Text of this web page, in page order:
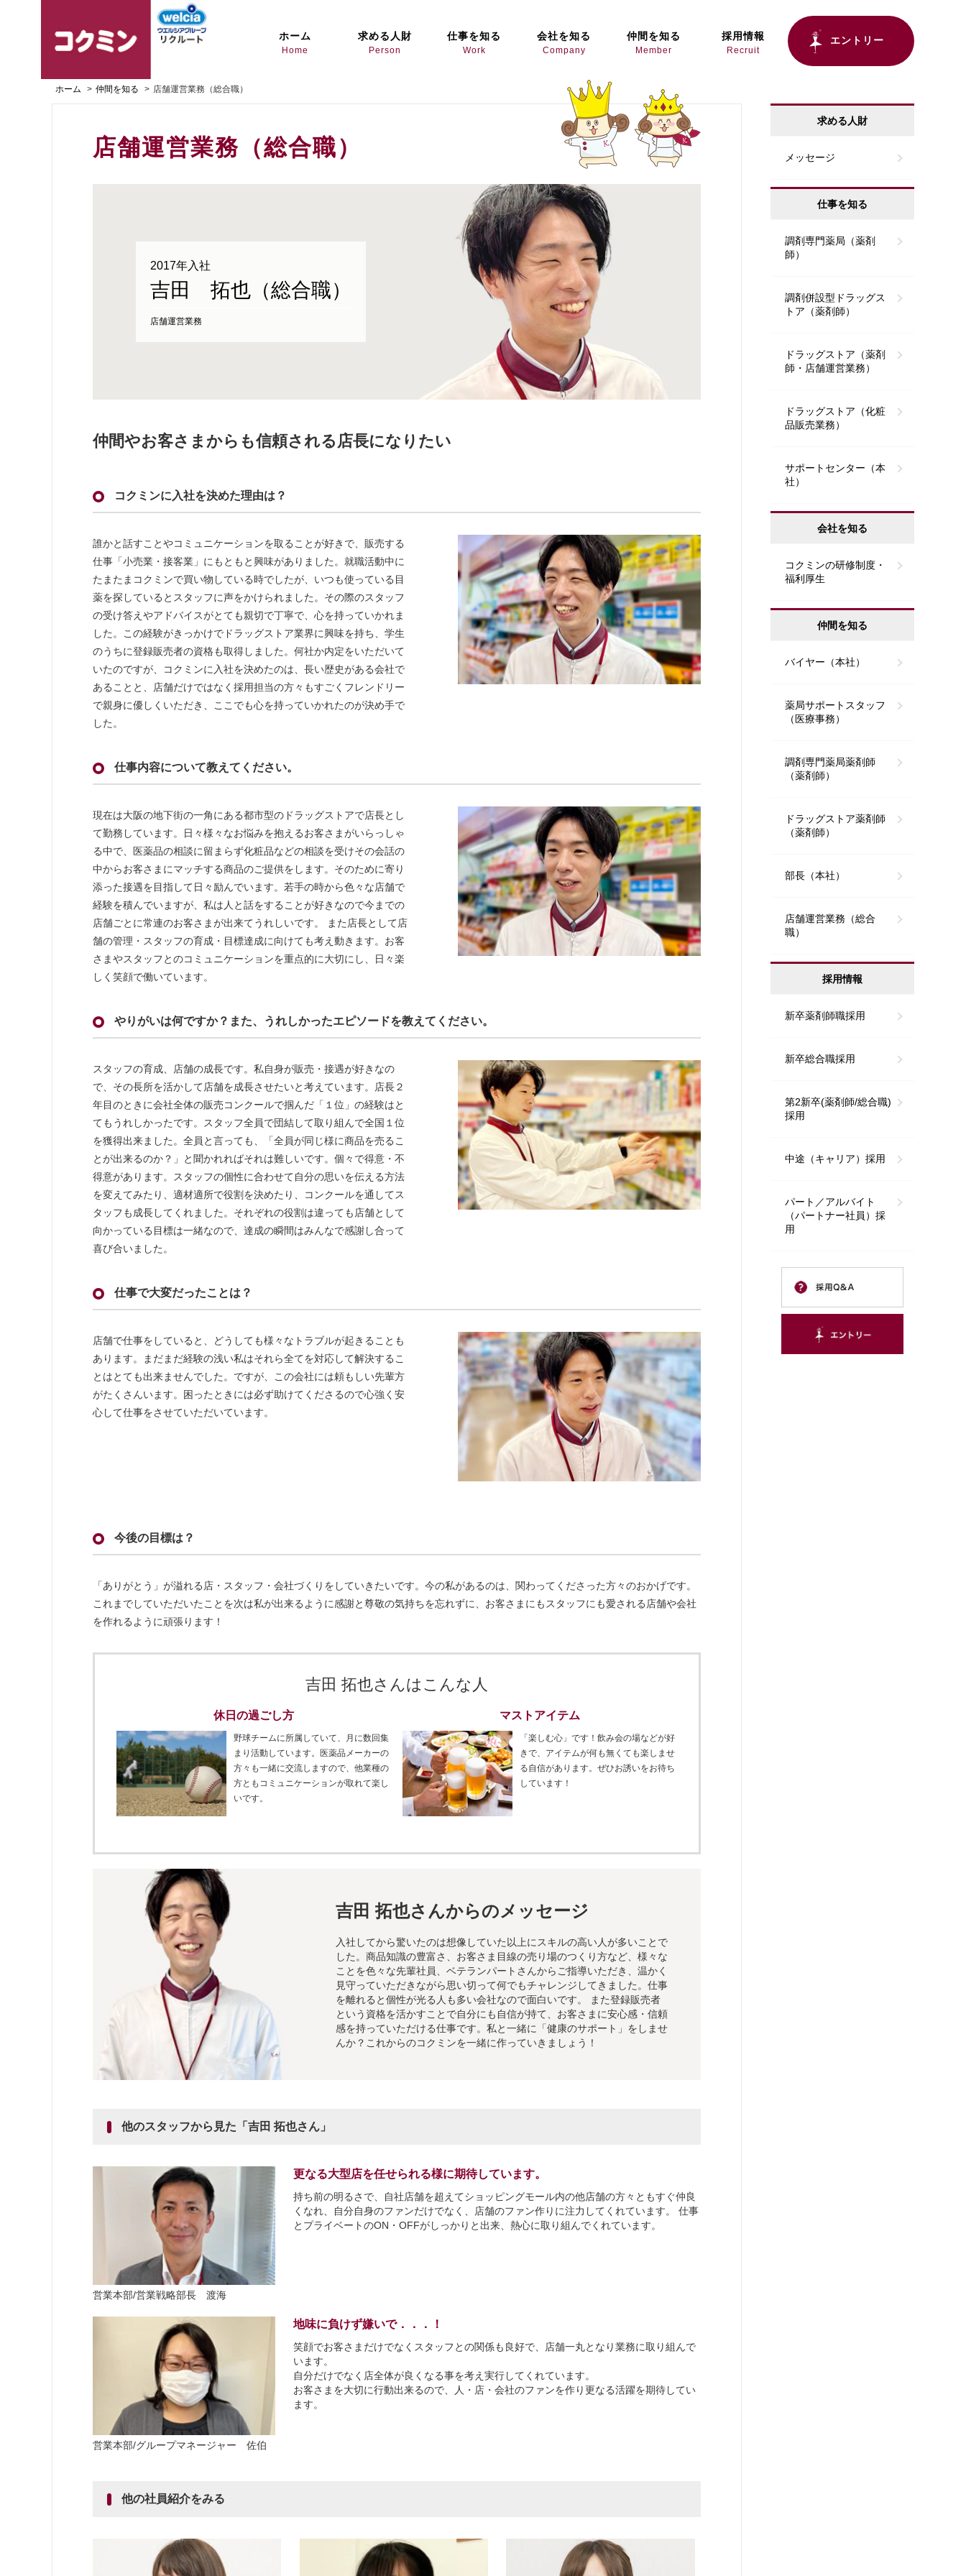
ホーム
Home
求める人財
Person
仕事を知る
Work
会社を知る
Company
仲間を知る
Member
採用情報
Recruit
エントリー
ホーム 仲間を知る 店舗運営業務（総合職）
店舗運営業務（総合職）
2017年入社
吉田 拓也（総合職）
店舗運営業務
仲間やお客さまからも信頼される店長になりたい
コクミンに入社を決めた理由は？
誰かと話すことやコミュニケーションを取ることが好きで、販売する
仕事「小売業・接客業」にもともと興味がありました。就職活動中に
たまたまコクミンで買い物している時でしたが、いつも使っている目
薬を探しているとスタッフに声をかけられました。その際のスタッフ
の受け答えやアドバイスがとても親切で丁寧で、心を持っていかれま
した。この経験がきっかけでドラッグストア業界に興味を持ち、学生
のうちに登録販売者の資格も取得しました。何社か内定をいただいて
いたのですが、コクミンに入社を決めたのは、長い歴史がある会社で
あることと、店舗だけではなく採用担当の方々もすごくフレンドリー
で親身に優しくいただき、ここでも心を持っていかれたのが決め手で
した。
仕事内容について教えてください。
現在は大阪の地下街の一角にある都市型のドラッグストアで店長とし
て勤務しています。日々様々なお悩みを抱えるお客さまがいらっしゃ
る中で、医薬品の相談に留まらず化粧品などの相談を受けその会話の
中からお客さまにマッチする商品のご提供をします。そのために寄り
添った接遇を目指して日々励んでいます。若手の時から色々な店舗で
経験を積んでいますが、私は人と話をすることが好きなので今までの
店舗ごとに常連のお客さまが出来てうれしいです。 また店長として店
舗の管理・スタッフの育成・目標達成に向けても考え動きます。お客
さまやスタッフとのコミュニケーションを重点的に大切にし、日々楽
しく笑顔で働いています。
やりがいは何ですか？また、うれしかったエピソードを教えてください。
スタッフの育成、店舗の成長です。私自身が販売・接遇が好きなの
で、その長所を活かして店舗を成長させたいと考えています。店長２
年目のときに会社全体の販売コンクールで掴んだ「１位」の経験はと
てもうれしかったです。スタッフ全員で団結して取り組んで全国１位
を獲得出来ました。全員と言っても、「全員が同じ様に商品を売るこ
とが出来るのか？」と聞かれればそれは難しいです。個々で得意・不
得意があります。スタッフの個性に合わせて自分の思いを伝える方法
を変えてみたり、適材適所で役割を決めたり、コンクールを通してス
タッフも成長してくれました。それぞれの役割は違っても店舗として
向かっている目標は一緒なので、達成の瞬間はみんなで感謝し合って
喜び合いました。
仕事で大変だったことは？
店舗で仕事をしていると、どうしても様々なトラブルが起きることも
あります。まだまだ経験の浅い私はそれら全てを対応して解決するこ
とはとても出来ませんでした。ですが、この会社には頼もしい先輩方
がたくさんいます。困ったときには必ず助けてくださるので心強く安
心して仕事をさせていただいています。
今後の目標は？
「ありがとう」が溢れる店・スタッフ・会社づくりをしていきたいです。今の私があるのは、関わってくださった方々のおかげです。
これまでしていただいたことを次は私が出来るように感謝と尊敬の気持ちを忘れずに、お客さまにもスタッフにも愛される店舗や会社
を作れるように頑張ります！
吉田 拓也さんはこんな人
休日の過ごし方
野球チームに所属していて、月に数回集
まり活動しています。医薬品メーカーの
方々も一緒に交流しますので、他業種の
方ともコミュニケーションが取れて楽し
いです。
マストアイテム
「楽しむ心」です！飲み会の場などが好
きで、アイテムが何も無くても楽しませ
る自信があります。ぜひお誘いをお待ち
しています！
吉田 拓也さんからのメッセージ
入社してから驚いたのは想像していた以上にスキルの高い人が多いことで
した。商品知識の豊富さ、お客さま目線の売り場のつくり方など、様々な
ことを色々な先輩社員、ベテランパートさんからご指導いただき、温かく
見守っていただきながら思い切って何でもチャレンジしてきました。仕事
を離れると個性が光る人も多い会社なので面白いです。 また登録販売者
という資格を活かすことで自分にも自信が持て、お客さまに安心感・信頼
感を持っていただける仕事です。私と一緒に「健康のサポート」をしませ
んか？これからのコクミンを一緒に作っていきましょう！
他のスタッフから見た「吉田 拓也さん」
営業本部/営業戦略部長 渡海
更なる大型店を任せられる様に期待しています。
持ち前の明るさで、自社店舗を超えてショッピングモール内の他店舗の方々ともすぐ仲良
くなれ、自分自身のファンだけでなく、店舗のファン作りに注力してくれています。 仕事
とプライベートのON・OFFがしっかりと出来、熱心に取り組んでくれています。
営業本部/グループマネージャー 佐伯
地味に負けず嫌いで．．．！
笑顔でお客さまだけでなくスタッフとの関係も良好で、店舗一丸となり業務に取り組んで
います。
自分だけでなく店全体が良くなる事を考え実行してくれています。
お客さまを大切に行動出来るので、人・店・会社のファンを作り更なる活躍を期待してい
ます。
他の社員紹介をみる
求める人財
メッセージ
仕事を知る
調剤専門薬局（薬剤
師）
調剤併設型ドラッグス
トア（薬剤師）
ドラッグストア（薬剤
師・店舗運営業務）
ドラッグストア（化粧
品販売業務）
サポートセンター（本
社）
会社を知る
コクミンの研修制度・
福利厚生
仲間を知る
バイヤー（本社）
薬局サポートスタッフ
（医療事務）
調剤専門薬局薬剤師
（薬剤師）
ドラッグストア薬剤師
（薬剤師）
部長（本社）
店舗運営業務（総合
職）
採用情報
新卒薬剤師職採用
新卒総合職採用
第2新卒(薬剤師/総合職)
採用
中途（キャリア）採用
パート／アルバイト
（パートナー社員）採
用